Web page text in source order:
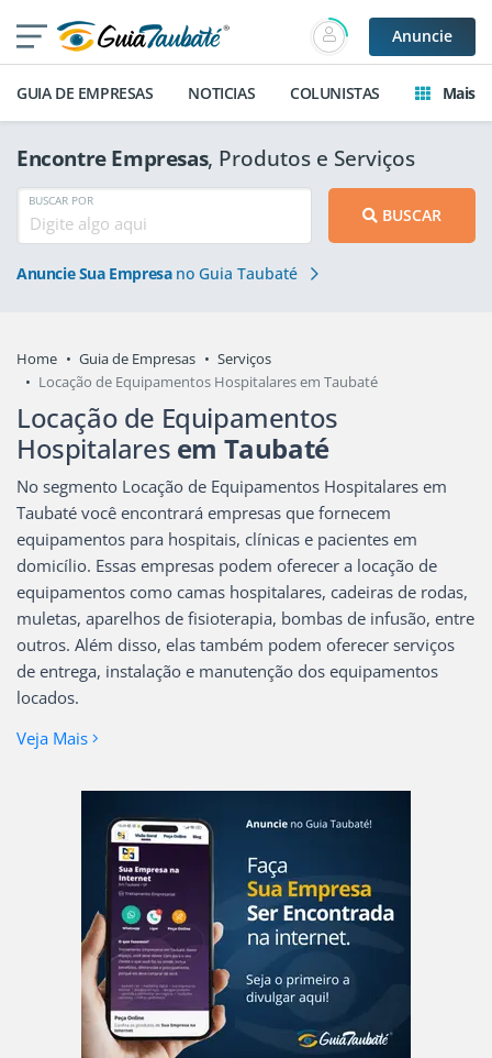
Anuncie
GUIA DE EMPRESAS NOTICIAS COLUNISTAS Mais
Encontre Empresas, Produtos e Serviços
BUSCAR POR
BUSCAR
Anuncie Sua Empresano Guia Taubaté
Home Guia de Empresas
Serviços
Locação de Equipamentos Hospitalares em Taubaté
Locação de Equipamentos
Hospitalares em Taubaté
No segmento Locação de Equipamentos Hospitalares em
Taubaté você encontrará empresas que fornecem
equipamentos para hospitais, clínicas e pacientes em
domicílio. Essas empresas podem oferecer a locação de
equipamentos como camas hospitalares, cadeiras de rodas,
muletas, aparelhos de fisioterapia, bombas de infusão, entre
outros. Além disso, elas também podem oferecer serviços
de entrega, instalação e manutenção dos equipamentos
locados.
Veja Mais